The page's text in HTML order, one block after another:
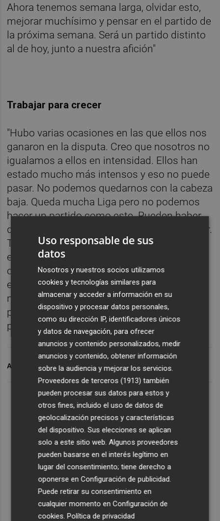
Ahora tenemos semana larga, olvidar esto,
mejorar muchísimo y pensar en el partido de
la próxima semana. Será un partido distinto
al de hoy, junto a nuestra afición"
Trabajar para crecer
"Hubo varias ocasiones en las que ellos nos
ganaron en la disputa. Creo que nosotros no
igualamos a ellos en intensidad. Ellos han
estado mucho más intensos y eso no puede
pasar. No podemos quedarnos con la cabeza
baja. Queda mucha Liga pero no podemos
hacer un partido como este. Pueden haber
derrotas, pero como la de hoy no pueden ser.
Tenemos que seguir trabajando y
entrenando así, corregir lo que tenemos que
corregir. Estamos todos juntos con Gattuso,
es un gran entrenador, nos está ayudando
muchísimo y vamos a crecer muchísimo. El
próximo partido buscaremos los tres
puntos".
ARCHIVADO EN VALENCIA CF
Uso responsable de sus
datos
Nosotros y nuestros socios utilizamos
cookies y tecnologías similares para
almacenar y acceder a información en su
dispositivo y procesar datos personales,
como su dirección IP, identificadores únicos
y datos de navegación, para ofrecer
anuncios y contenido personalizados, medir
anuncios y contenido, obtener información
sobre la audiencia y mejorar los servicios.
Proveedores de terceros (1913) también
pueden procesar sus datos para estos y
otros fines, incluido el uso de datos de
geolocalización precisos y características
del dispositivo. Sus elecciones se aplican
solo a este sitio web. Algunos proveedores
pueden basarse en el interés legítimo en
lugar del consentimiento; tiene derecho a
oponerse enConfiguración de publicidad
Puede retirar su consentimiento en
cualquier momento enConfiguración de
cookies .Política de privacidad